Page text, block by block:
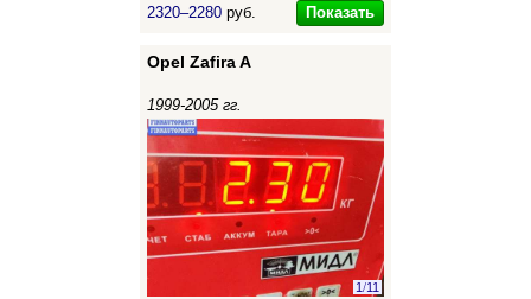
2320–2280 руб. Показать
Opel Zafira A
1999-2005 гг.
1/11